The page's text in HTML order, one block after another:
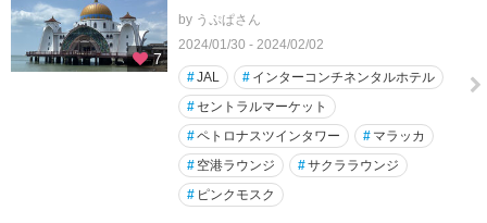
7
by うぷぱさん
2024/01/30 - 2024/02/02
#JAL # インターコンチネンタルホテル
#セントラルマーケット
#ペトロナスツインタワー # マラッカ
# 空港ラウンジ #サクララウンジ
# ピンクモスク